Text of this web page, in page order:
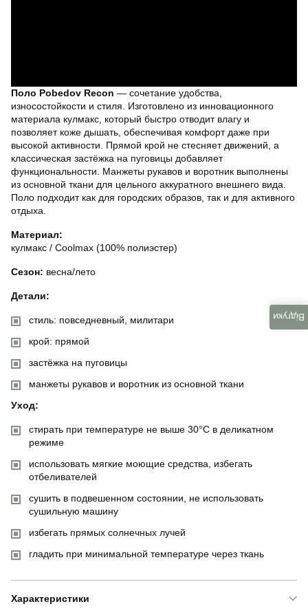
Поло Pobedov Recon — сочетание удобства,
износостойкости и стиля. Изготовлено из инновационного
материала кулмакс, который быстро отводит влагу и
позволяет коже дышать, обеспечивая комфорт даже при
высокой активности. Прямой крой не стесняет движений, а
классическая застёжка на пуговицы добавляет
функциональности. Манжеты рукавов и воротник выполнены
из основной ткани для цельного аккуратного внешнего вида.
Поло подходит как для городских образов, так и для активного
отдыха.
Материал:
кулмакс / Coolmax (100% полиэстер)
Сезон: весна/лето
Детали:
стиль: повседневный, милитари
крой: прямой
застёжка на пуговицы
манжеты рукавов и воротник из основной ткани
Уход:
стирать при температуре не выше 30°C в деликатном
режиме
использовать мягкие моющие средства, избегать
отбеливателей
сушить в подвешенном состоянии, не использовать
сушильную машину
избегать прямых солнечных лучей
гладить при минимальной температуре через ткань
Характеристики
Відгуки